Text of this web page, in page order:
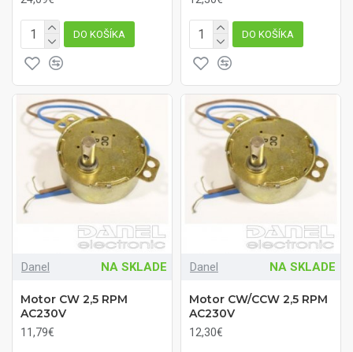
DO KOŠÍKA DO KOŠÍKA
Danel NA SKLADE
Motor CW 2,5 RPM
AC230V
11,79€
Danel NA SKLADE
Motor CW/CCW 2,5 RPM
AC230V
12,30€